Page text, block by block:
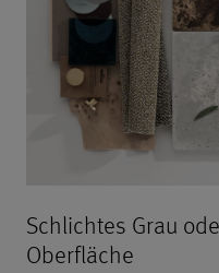
Schlichtes Grau
Oberfläche